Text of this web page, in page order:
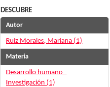
DESCUBRE
Autor
Ruiz Morales, Mariana (1)
Materia
Desarrollo humano -
Investigación (1)